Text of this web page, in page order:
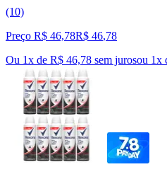
(10)
Preço R$ 46,78R$ 46,78
Ou 1x de R$ 46,78 sem jurosou 1x